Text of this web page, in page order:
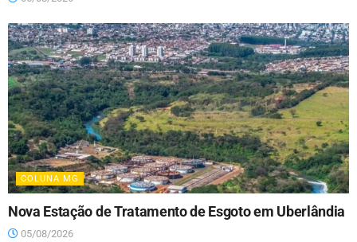
COLUNA MG
Nova Estação de Tratamento de Esgoto em Uberlândia
05/08/2026